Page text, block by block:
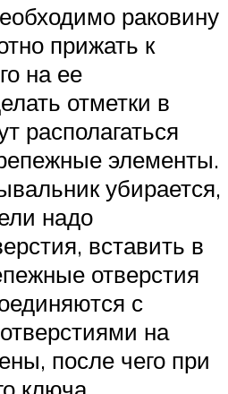
раковину
прижать к
на ее
отметки в
располагаться
элементы.
убирается,
надо
вставить в
отверстия
с
на
после чего при
ключа